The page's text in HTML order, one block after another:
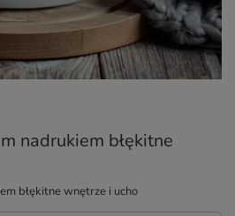
nadrukiem błękitne
błękitne wnętrze i ucho